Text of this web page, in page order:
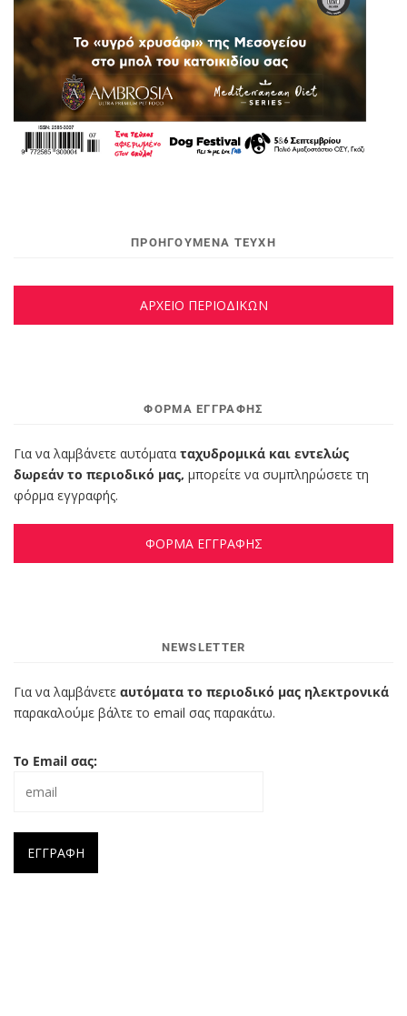
ΠΡΟΗΓΟΥΜΕΝΑ ΤΕΥΧΗ
ΑΡΧΕΙΟ ΠΕΡΙΟΔΙΚΩΝ
ΦΌΡΜΑ ΕΓΓΡΑΦΉΣ
Για να λαμβάνετε αυτόματα ταχυδρομικά και εντελώς
δωρεάν το περιοδικό μας, μπορείτε να συμπληρώσετε τη
φόρμα εγγραφής.
ΦΟΡΜΑ ΕΓΓΡΑΦΗΣ
NEWSLETTER
Για να λαμβάνετε αυτόματα το περιοδικό μας ηλεκτρονικά
παρακαλούμε βάλτε το email σας παρακάτω.
Το Email σας: